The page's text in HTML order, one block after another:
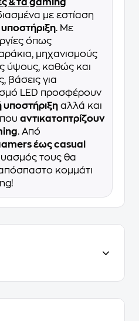
& τα gaming
με εστίαση
. Με
όπως
μηχανισμούς
ύψους, καθώς και
βάσεις για
LED προσφέρουν
υποστήριξη αλλά και
που αντικατοπτρίζουν
. Από
έως casual
τους θα
κομμάτι